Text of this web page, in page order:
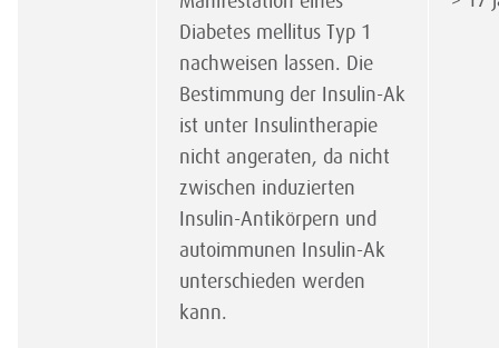
Diabetes mellitus Typ 1
nachweisen lassen. Die
Bestimmung der Insulin-Ak
ist unter Insulin­therapie
nicht angeraten, da nicht
zwischen induzierten
Insulin-Antikörpern und
autoimmunen Insulin-Ak
unterschieden werden
kann.